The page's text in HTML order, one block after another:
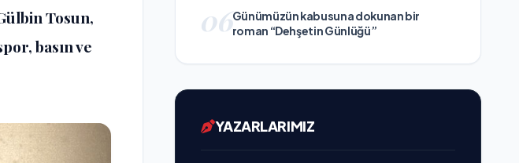
Tosun,
basın ve
06Günümüzün kabusuna dokunan bir
roman “Dehşetin Günlüğü”
YAZARLARIMIZ